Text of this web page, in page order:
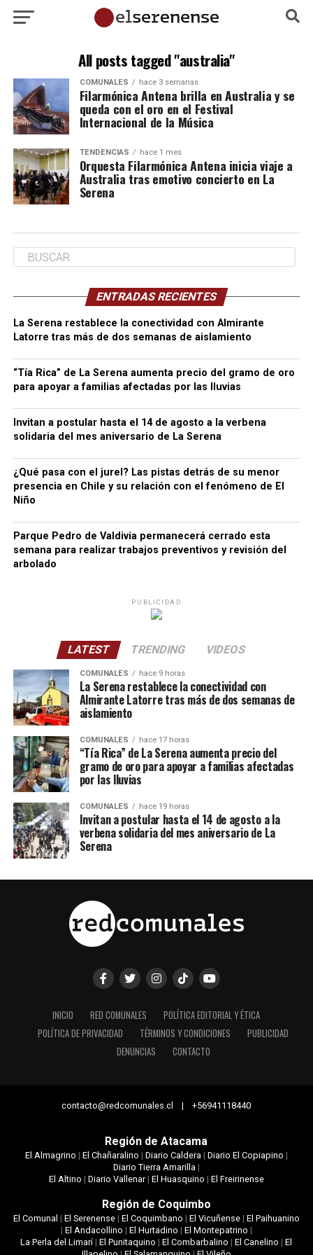
All posts tagged "australia"
COMUNALES hace 3 semanas
Filarmónica Antena brilla en Australia y se
queda con el oro en el Festival
Internacional de la Música
TENDENCIAS hace 1 mes
Orquesta Filarmónica Antena inicia viaje a
Australia tras emotivo concierto en La
Serena
ENTRADAS RECIENTES
La Serena restablece la conectividad con Almirante
Latorre tras más de dos semanas de aislamiento
“Tía Rica” de La Serena aumenta precio del gramo de oro
para apoyar a familias afectadas por las lluvias
Invitan a postular hasta el 14 de agosto a la verbena
solidaria del mes aniversario de La Serena
¿Qué pasa con el jurel? Las pistas detrás de su menor
presencia en Chile y su relación con el fenómeno de El
Niño
Parque Pedro de Valdivia permanecerá cerrado esta
semana para realizar trabajos preventivos y revisión del
arbolado
PUBLICIDAD
LATEST TRENDING VIDEOS
COMUNALES hace 9 horas
La Serena restablece la conectividad con
Almirante Latorre tras más de dos semanas de
aislamiento
COMUNALES hace 17 horas
“Tía Rica” de La Serena aumenta precio del
gramo de oro para apoyar a familias afectadas
por las lluvias
COMUNALES hace 19 horas
Invitan a postular hasta el 14 de agosto a la
verbena solidaria del mes aniversario de La
Serena
INICIO RED COMUNALES
POLÍTICA EDITORIAL Y ÉTICA
POLÍTICA DE PRIVACIDAD
TÉRMINOS Y CONDICIONES
PUBLICIDAD
DENUNCIAS
CONTACTO
contacto@redcomunales.cl | +56941118440
Región de Atacama
El Almagrino | El Chañaralino | Diario Caldera| Diario El Copiapino |
Diario Tierra Amarilla|
El Altino | Diario Vallenar| El Huasquino | El Freirinense
Región de Coquimbo
El Comunal | El Serenense| El Coquimbano | El Vicuñense| El Paihuanino
| El Andacollino | El Hurtadino | El Montepatrino |
La Perla del Limarí|El Punitaquino |El Combarbalino |El Canelino |El